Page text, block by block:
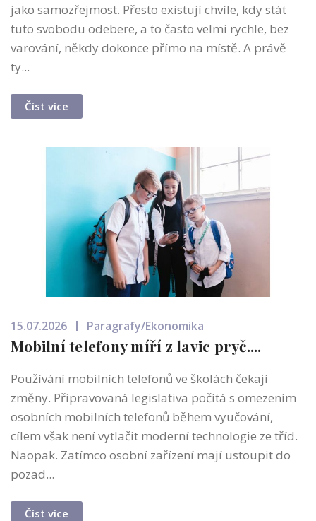
jako samozřejmost. Přesto existují chvíle, kdy stát
tuto svobodu odebere, a to často velmi rychle, bez
varování, někdy dokonce přímo na místě. A právě
ty...
Číst více
15.07.2026 Paragrafy/Ekonomika
Mobilní telefony míří z lavic pryč....
Používání mobilních telefonů ve školách čekají
změny. Připravovaná legislativa počítá s omezením
osobních mobilních telefonů během vyučování,
cílem však není vytlačit moderní technologie ze tříd.
Naopak. Zatímco osobní zařízení mají ustoupit do
pozad...
Číst více